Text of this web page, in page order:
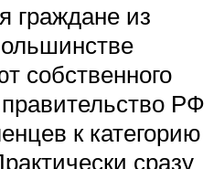
граждане из
собственного
РФ
к категорию
сразу